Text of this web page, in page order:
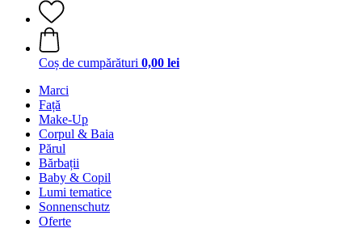
Coș de cumpărături 0,00 lei
Marci
Față
Make-Up
Corpul & Baia
Părul
Bărbații
Baby & Copil
Lumi tematice
Sonnenschutz
Oferte